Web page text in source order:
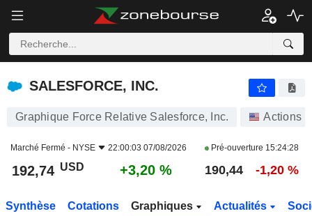
SALESFORCE, INC.
SALESFORCE, INC.
Graphique Force Relative Salesforce, Inc. Actions
Marché Fermé - NYSE 22:00:03 07/08/2026 Pré-ouverture 15:24:28
192,74 USD +3,20 % 190,44 -1,20 %
Synthèse Cotations Graphiques Actualités